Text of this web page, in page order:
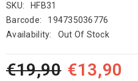
SKU:
HFB31
Barcode:
194735036776
Availability:
Out Of Stock
€19,90 €13,90